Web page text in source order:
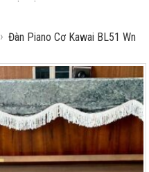
› Đàn Piano Cơ Kawai BL51 Wn